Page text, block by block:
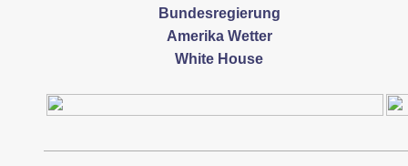
Bundesregierung
Amerika Wetter
White House